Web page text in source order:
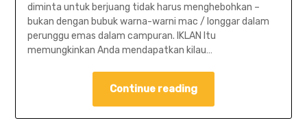
diminta untuk berjuang tidak harus menghebohkan –
bukan dengan bubuk warna-warni mac / longgar dalam
perunggu emas dalam campuran. IKLAN Itu
memungkinkan Anda mendapatkan kilau…
Continue reading